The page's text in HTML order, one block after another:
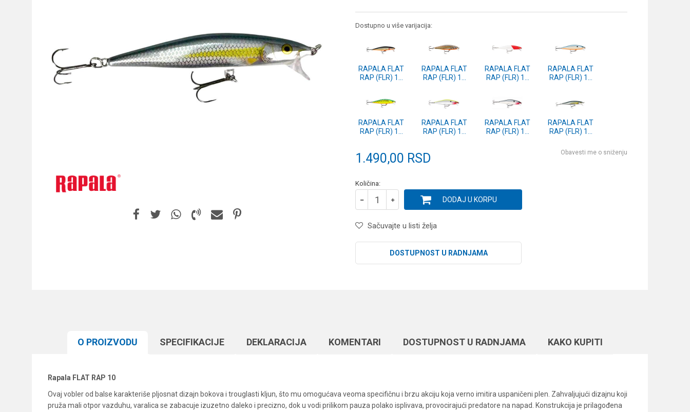
Dostupno u više varijacija:
RAPALA FLAT
RAP (FLR) 10
RAPALA FLAT
RAP (FLR) 10
RAPALA FLAT
RAP (FLR) 10
RAPALA FLAT
RAP (FLR) 10
RAPALA FLAT
RAP (FLR) 10
RAPALA FLAT
RAP (FLR) 10
RAPALA FLAT
RAP (FLR) 10
RAPALA FLAT
RAP (FLR) 10
1.490,00 RSD Obavesti me o sniženju
Količina:
DODAJ U KORPU
Sačuvajte u listi želja
DOSTUPNOST U RADNJAMA
O PROIZVODU SPECIFIKACIJЕ DEKLARACIJA KOMENTARI DOSTUPNOST U RADNJAMA KAKO KUPITI
Rapala FLAT RAP 10
Ovaj vobler od balse karakteriše pljosnat dizajn bokova i trouglasti kljun, što mu omogućava veoma specifičnu i brzu akciju koja verno imitira uspaničeni plen. Zahvaljujući dizajnu koji
pruža mali otpor vazduhu, varalica se zabacuje izuzetno daleko i precizno, dok u vodi prilikom pauza polako isplivava, provocirajući predatore na napad. Konstrukcija je prilagođena